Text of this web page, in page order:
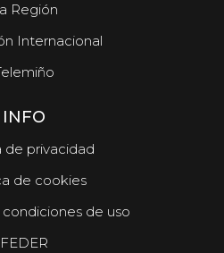
Región
Internacional
INFO
de privacidad
de cookies
condiciones de uso
FEDER